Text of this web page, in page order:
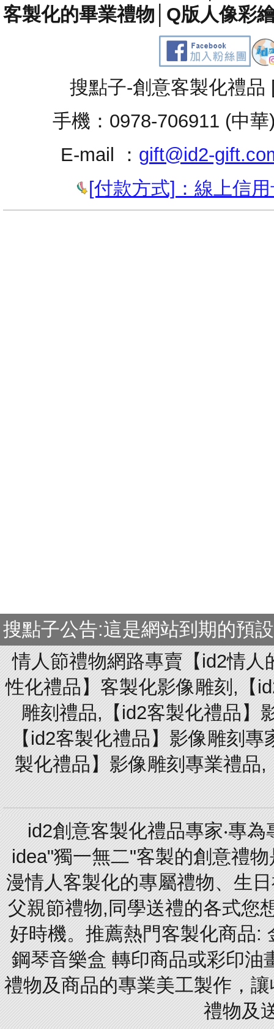
客製化的畢業禮物 Q版人像彩
搜點子-創意客製化禮
手機：0978-706911 (中
E-mail ： gift@id2-
[付款方式]：線上信
搜點子公告:這是網站到期的預
情人節禮物網路專賣【id2情
性化禮品】客製化影像雕刻,【
雕刻禮品,【id2客製化禮品】
【id2客製化禮品】影像雕刻
製化禮品】影像雕刻專業禮品
id2創意客製化禮品專家‧專
idea"獨一無二"客製的創意禮
漫情人客製化的專屬禮物、生
父親節禮物,同學送禮的各式您
好時機。推薦熱門客製化商品:
鋼琴音樂盒 轉印商品或彩印油
禮物及商品的專業美工製作，
禮物及